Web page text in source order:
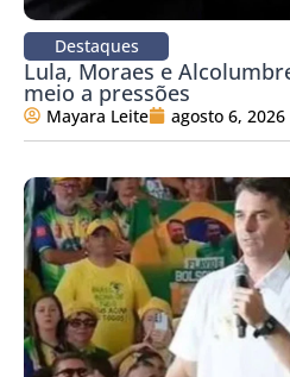
Destaques
Lula, Moraes e
meio a pressões
Mayara Leite agosto 6, 2026